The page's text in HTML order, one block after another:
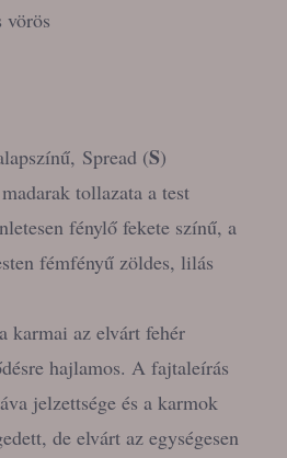
vörös
Spread (S)
tollazata a test
fénylő fekete színű, a
fémfényű zöldes, lilás
karmai az elvárt fehér
hajlamos. A fajtaleírás
jelzettsége és a karmok
de elvárt az egységesen